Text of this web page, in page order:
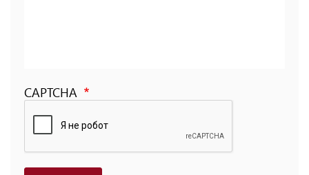
CAPTCHA